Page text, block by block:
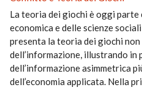
La teoria dei giochi è oggi parte
economica e delle scienze
presenta la teoria dei giochi non
dell’informazione, illustrando
dell’informazione asimmetrica
dell’economia applicata. Nella